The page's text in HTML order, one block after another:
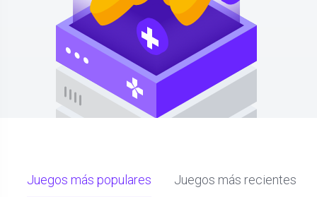
Juegos más populares Juegos más recientes